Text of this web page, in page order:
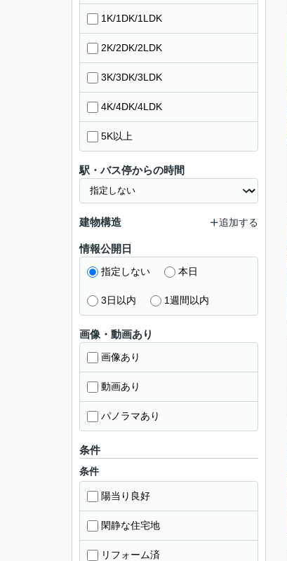
1K/1DK/1LDK
2K/2DK/2LDK
3K/3DK/3LDK
4K/4DK/4LDK
5K以上
駅・バス停からの時間
建物構造 追加する
情報公開日
指定しない 本日
3日以内 1週間以内
画像・動画あり
画像あり
動画あり
パノラマあり
条件
条件
陽当り良好
閑静な住宅地
リフォーム済